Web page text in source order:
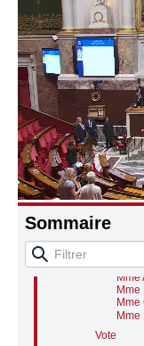
Sommaire
OFFRIR
Mme la
M. Laurent
M. Vincent
M. Xavier
Motion de
M. Ugo
M.
Mme
M.
Mme
Mme
Mme
Vote